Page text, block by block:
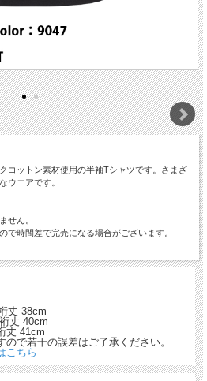
コットン素材使用の半袖Tシャツです。さまざ
ウエアです。
せん。
で時間差で完売になる場合がございます。
丈 38cm
丈 40cm
丈 41cm
で若干の誤差はご了承ください。
こちら